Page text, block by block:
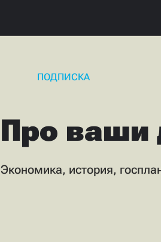
ПОДПИСКА
Про ваши
Экономика, история,